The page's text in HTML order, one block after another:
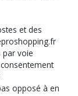
et des
voie
consentement
opposé à en